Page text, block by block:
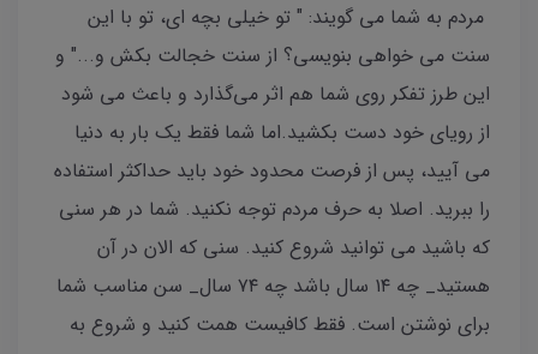
مردم به شما می گویند: " تو خیلی بچه ای، تو با این
سنت می خواهی بنویسی؟ از سنت خجالت بکش و..." و
این طرز تفکر روی شما هم اثر می‌گذارد و باعث می شود
از رویای خود دست بکشید.اما شما فقط یک بار به دنیا
می آیید، پس از فرصت محدود خود باید حداکثر استفاده
را ببرید‌. اصلا به حرف مردم توجه نکنید. شما در هر سنی
که باشید می توانید شروع کنید. سنی که الان در آن
هستید_ چه ۱۴ سال باشد چه ۷۴ سال_ سن مناسب شما
برای نوشتن است. فقط کافیست همت کنید و شروع به